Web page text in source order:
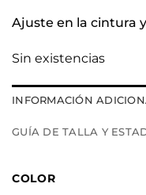
Ajuste en la cintura
Sin existencias
INFORMACIÓN
GUÍA DE TALLA Y
COLOR